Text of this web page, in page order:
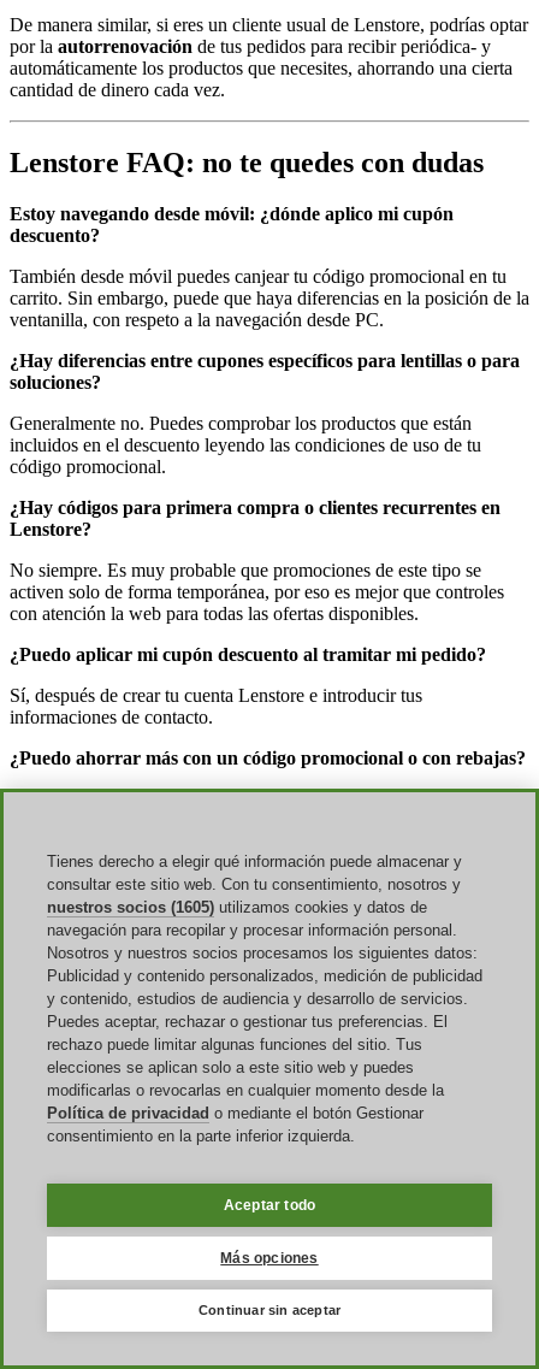
De manera similar, si eres un cliente usual de Lenstore, podrías optar
por la autorrenovación de tus pedidos para recibir periódica- y
automáticamente los productos que necesites, ahorrando una cierta
cantidad de dinero cada vez.
Lenstore FAQ: no te quedes con dudas
Estoy navegando desde móvil: ¿dónde aplico mi cupón
descuento?
También desde móvil puedes canjear tu código promocional en tu
carrito. Sin embargo, puede que haya diferencias en la posición de la
ventanilla, con respeto a la navegación desde PC.
¿Hay diferencias entre cupones específicos para lentillas o para
soluciones?
Generalmente no. Puedes comprobar los productos que están
incluidos en el descuento leyendo las condiciones de uso de tu
código promocional.
¿Hay códigos para primera compra o clientes recurrentes en
Lenstore?
No siempre. Es muy probable que promociones de este tipo se
activen solo de forma temporánea, por eso es mejor que controles
con atención la web para todas las ofertas disponibles.
¿Puedo aplicar mi cupón descuento al tramitar mi pedido?
Sí, después de crear tu cuenta Lenstore e introducir tus
informaciones de contacto.
¿Puedo ahorrar más con un código promocional o con rebajas?
Depende. A menudo puedes encontrar rebajas con porcentajes
¿Es necesario tener una cuenta para poder aplicar un cupón
Lenstore?
No siempre, depende de las condiciones de uso de cada uno (ej.:
cupones reservados para usuarios ya registrados).
¿Los descuentos se aplican también en los gastos de envío?
Generalmente no, salvo que se especifique lo contrario.
¿Cuánto tardará en llegar mi pedido?
Salvo excepciones, recibirás tu(s) producto(s) dentro de 3-5 días
Sí. Las devoluciones son posibles según los términos establecidos en
Sí, siempre y cuando los artículos devueltos estén en condiciones
Tienes derecho a elegir qué información puede almacenar y
consultar este sitio web. Con tu consentimiento, nosotros y
nuestros socios (1605) utilizamos cookies y datos de
navegación para recopilar y procesar información personal.
Nosotros y nuestros socios procesamos los siguientes datos:
Publicidad y contenido personalizados, medición de publicidad
y contenido, estudios de audiencia y desarrollo de servicios.
Puedes aceptar, rechazar o gestionar tus preferencias. El
rechazo puede limitar algunas funciones del sitio. Tus
elecciones se aplican solo a este sitio web y puedes
modificarlas o revocarlas en cualquier momento desde la
Política de privacidad o mediante el botón Gestionar
consentimiento en la parte inferior izquierda.
Aceptar todo
Más opciones
Continuar sin aceptar